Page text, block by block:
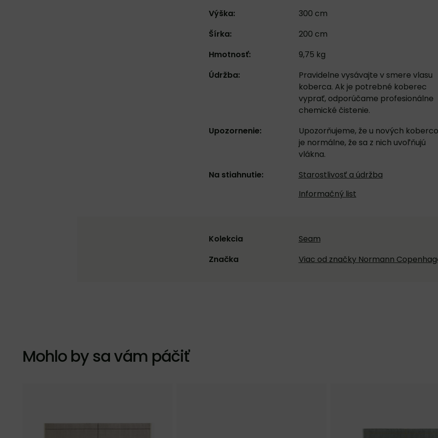
Výška:
300 cm
Šírka:
200 cm
Hmotnosť:
9,75 kg
Údržba:
Pravidelne vysávajte v smere vlasu
koberca. Ak je potrebné koberec
vyprať, odporúčame profesionálne
chemické čistenie.
Upozornenie:
Upozorňujeme, že u nových
je normálne, že sa z nich uvoľňujú
vlákna.
Na stiahnutie:
Starostlivosť a údržba
Informačný list
Kolekcia
Seam
Značka
Viac od značky Normann
Mohlo by sa vám páčiť